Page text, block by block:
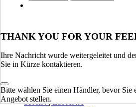
THANK YOU FOR YOUR
Ihre Nachricht wurde weitergeleitet und
Sie in Kürze kontaktieren.
Bitte wählen Sie einen Händler, bevor Sie
Angebot stellen.
Nordamerika
CANADA (English)
Mexico | México
VEREINIGTES KÖNIGREICH
SPAIN | ESPAÑA